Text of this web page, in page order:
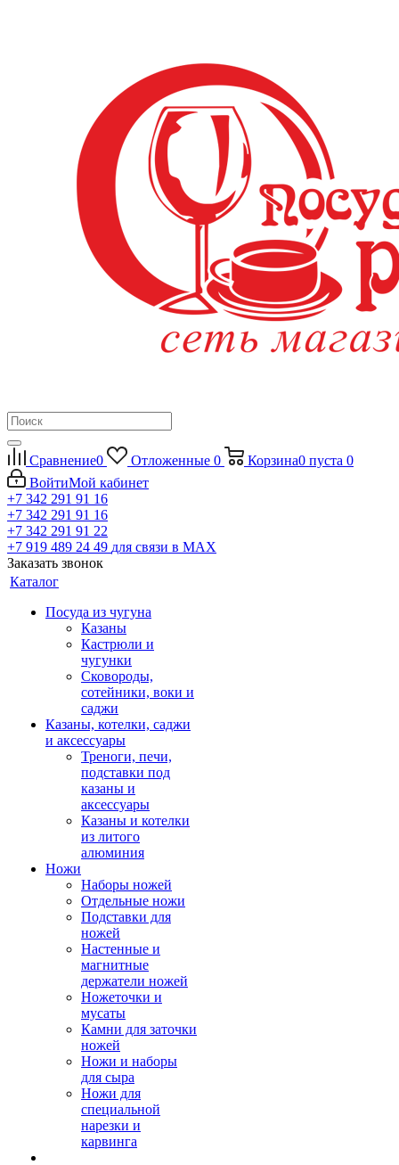
Сравнение0 Отложенные 0 Корзина0 пуста 0
ВойтиМой кабинет
+7 342 291 91 16
+7 342 291 91 16
+7 342 291 91 22
+7 919 489 24 49 для связи в МАХ
Заказать звонок
Каталог
Посуда из чугуна
Казаны
Кастрюли и
чугунки
Сковороды,
сотейники, воки и
саджи
Казаны, котелки, саджи
и аксессуары
Треноги, печи,
подставки под
казаны и
аксессуары
Казаны и котелки
из литого
алюминия
Ножи
Наборы ножей
Отдельные ножи
Подставки для
ножей
Настенные и
магнитные
держатели ножей
Ножеточки и
мусаты
Камни для заточки
ножей
Ножи и наборы
для сыра
Ножи для
специальной
нарезки и
карвинга